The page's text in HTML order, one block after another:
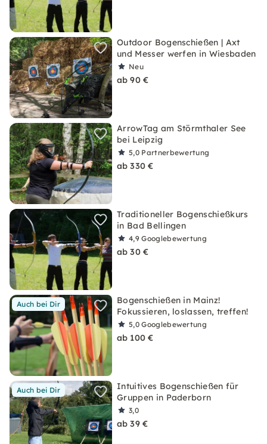
Outdoor Bogenschießen | Axt
und Messer werfen in Wiesbaden
Neu
ab 90 €
ArrowTag am Störmthaler See
bei Leipzig
5,0 Partnerbewertung
ab 330 €
Traditioneller Bogenschießkurs
in Bad Bellingen
4,9Googlebewertung
ab 30 €
Auch bei Dir
Bogenschießen in Mainz!
Fokussieren, loslassen, treffen!
5,0Googlebewertung
ab 100 €
Auch bei Dir
Intuitives Bogenschießen für
Gruppen in Paderborn
3,0
ab 39 €